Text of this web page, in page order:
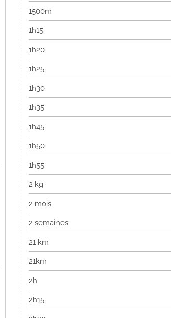
1500m
1h15
1h20
1h25
1h30
1h35
1h45
1h50
1h55
2 kg
2 mois
2 semaines
21 km
21km
2h
2h15